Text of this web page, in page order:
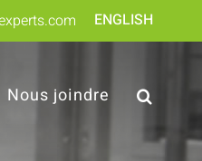
ENGLISH
Nous joindre